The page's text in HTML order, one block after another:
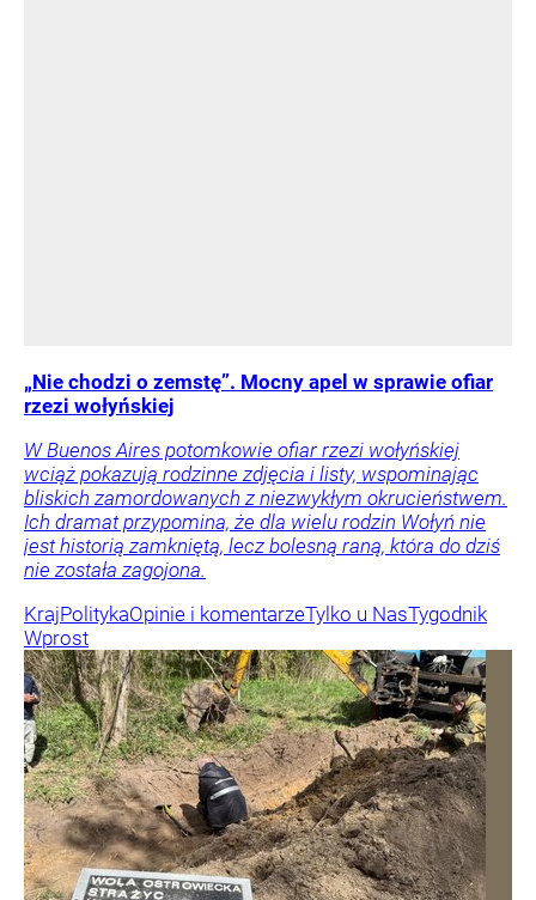
„Nie chodzi o zemstę”. Mocny apel w sprawie ofiar
rzezi wołyńskiej
W Buenos Aires potomkowie ofiar rzezi wołyńskiej
wciąż pokazują rodzinne zdjęcia i listy, wspominając
bliskich zamordowanych z niezwykłym okrucieństwem.
Ich dramat przypomina, że dla wielu rodzin Wołyń nie
jest historią zamkniętą, lecz bolesną raną, która do dziś
nie została zagojona.
KrajPolitykaOpinie i komentarzeTylko u NasTygodnik
Wprost